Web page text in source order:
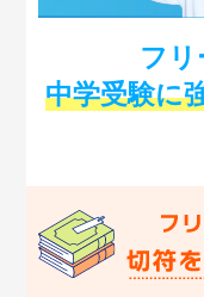
フ
中学受験に